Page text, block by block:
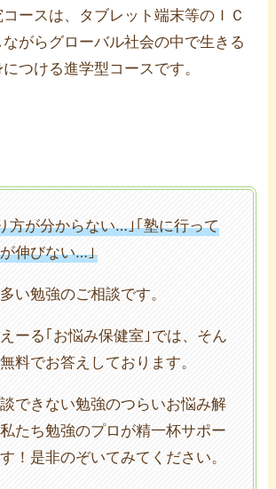
ースは、タブレット端末等のＩＣ
ながらグローバル社会の中で生きる
つける進学型コースです。
方が分からない…｣｢塾に行って
伸びない…｣
い勉強のご相談です。
ーる｢お悩み保健室｣では、そん
料でお答えしております。
できない勉強のつらいお悩み解
たち勉強のプロが精一杯サポー
！是非のぞいてみてください。